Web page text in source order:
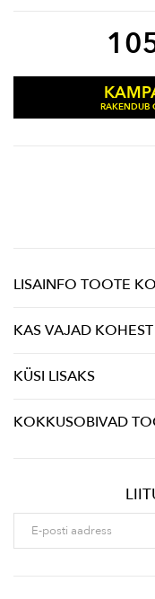
RAKENDUB
LISAINFO TOOTE
KAS VAJAD
KÜSI LISAKS
KOKKUSOBIVAD